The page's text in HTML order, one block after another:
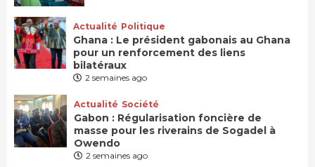
Actualité Politique
Ghana : Le président gabonais au Ghana
pour un renforcement des liens
bilatéraux
2 semaines ago
Actualité Société
Gabon : Régularisation foncière de
masse pour les riverains de Sogadel à
Owendo
2 semaines ago